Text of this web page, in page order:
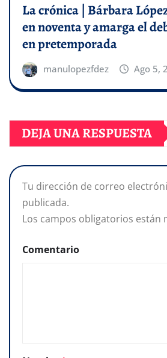
La crónica | Bárbara
en noventa y amarga el
en pretemporada
manulopezfdez Ago 5,
DEJA UNA RESPUESTA
Tu dirección de correo
publicada.
Los campos obligatorios están
Comentario